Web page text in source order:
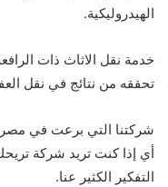
الهيدروليكية.
خدمة نقل الاثاث ذات
تحققه من نتائج في نقل
شركتنا التي برعت في مصر
أي إذا كنت تريد شركة
التفكير الكثير عنا.